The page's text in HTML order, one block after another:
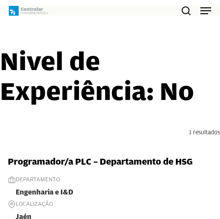
Skip
Nivel de
Experiência: No
1 resultados
Programador/a PLC – Departamento de HSG
DEPARTAMENTO
Engenharia e I&D
LOCALIZAÇÃO
Jaén